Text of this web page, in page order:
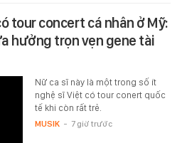
tour concert cá nhân ở Mỹ:
hưởng trọn vẹn gene tài
Nữ ca sĩ này là một trong số ít
nghệ sĩ Việt có tour conert quốc
tế khi còn rất trẻ.
MUSIK - 7 giờ trước